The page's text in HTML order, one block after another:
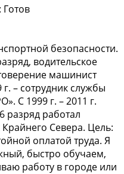
Готов
безопасности.
водительское
машинист
г. – сотрудник службы
С 1999 г. – 2011 г.
работал
Севера. Цель:
оплатой труда. Я
быстро обучаем,
работу в городе или